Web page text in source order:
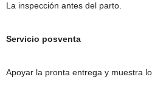
La inspección antes del parto.
Servicio posventa
Apoyar la pronta entrega y muestra